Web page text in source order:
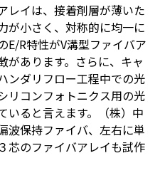
レイは、接着剤層が薄いた
が小さく、対称的に均一に
E/R特性がV溝型ファイバア
があります。さらに、キャ
ンダリフロー工程中での光
リコンフォトニクス用の光
いると言えます。（株）中
波保持ファイバ、左右に単
芯のファイバアレイも試作